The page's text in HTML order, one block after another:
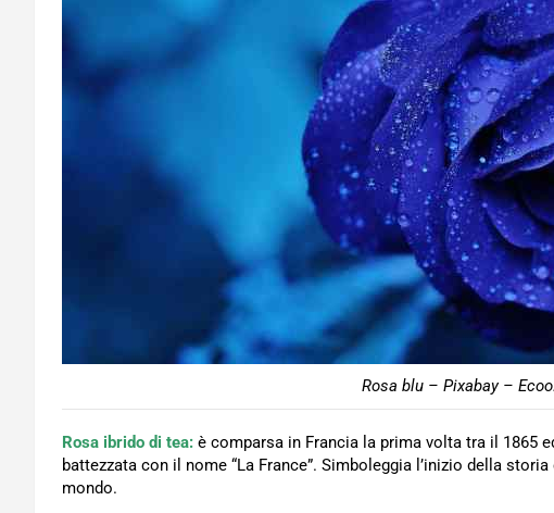
Rosa blu – Pixabay –
Rosa ibrido di tea: è comparsa in Francia la prima volta tra il 1865
battezzata con il nome “La France”. Simboleggia l’inizio della
mondo.